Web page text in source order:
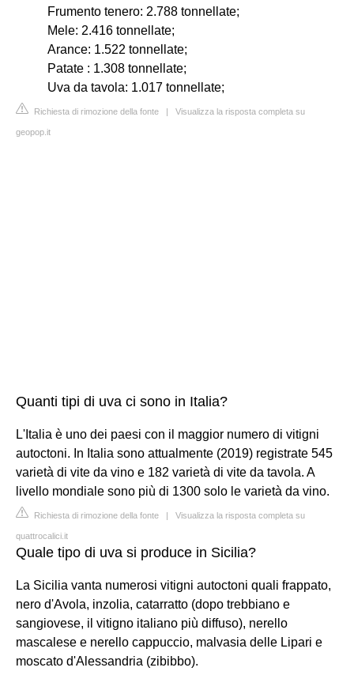
Frumento tenero: 2.788 tonnellate;
Mele: 2.416 tonnellate;
Arance: 1.522 tonnellate;
Patate : 1.308 tonnellate;
Uva da tavola: 1.017 tonnellate;
Richiesta di rimozione della fonte | Visualizza la risposta completa su
geopop.it
Quanti tipi di uva ci sono in Italia?
L'Italia è uno dei paesi con il maggior numero di vitigni
autoctoni. In Italia sono attualmente (2019) registrate 545
varietà di vite da vino e 182 varietà di vite da tavola. A
livello mondiale sono più di 1300 solo le varietà da vino.
Richiesta di rimozione della fonte | Visualizza la risposta completa su
quattrocalici.it
Quale tipo di uva si produce in Sicilia?
La Sicilia vanta numerosi vitigni autoctoni quali frappato,
nero d'Avola, inzolia, catarratto (dopo trebbiano e
sangiovese, il vitigno italiano più diffuso), nerello
mascalese e nerello cappuccio, malvasia delle Lipari e
moscato d'Alessandria (zibibbo).